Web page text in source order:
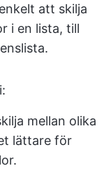
att skilja
i en lista, till
mellan olika
lättare för